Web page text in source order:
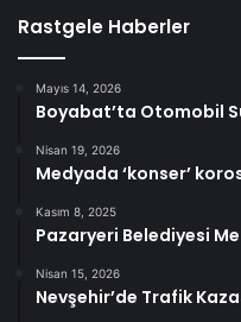
Rastgele Haberler
Mayıs 14, 2026
Boyabat’ta Otomobil
Nisan 19, 2026
Medyada ‘konser’
Kasım 8, 2025
Pazaryeri Belediyesi
Nisan 15, 2026
Nevşehir’de Trafik